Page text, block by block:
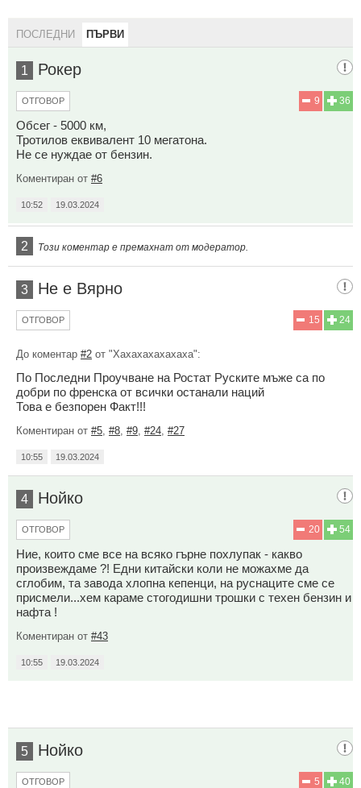
ПОСЛЕДНИ ПЪРВИ
1 Рокер
36
9
ОТГОВОР
Обсег - 5000 км,
Тротилов еквивалент 10 мегатона.
Не се нуждае от бензин.
Коментиран от #6
10:52 19.03.2024
2 Този коментар е премахнат от модератор.
3 Не е Вярно
24
15
ОТГОВОР
До коментар #2 от "Хахахахахахаха":
По Последни Проучване на Ростат Руските мъже са по
добри по френска от всички останали наций
Това е безпорен Факт!!!
Коментиран от #5 #8 #9 #24 #27
10:55 19.03.2024
4 Нойко
54
20
ОТГОВОР
Ние, които сме все на всяко гърне похлупак - какво
произвеждаме ?! Едни китайски коли не можахме да
сглобим, та завода хлопна кепенци, на руснаците сме се
присмели...хем караме стогодишни трошки с техен бензин и
нафта !
Коментиран от #43
10:55 19.03.2024
5 Нойко
40
5
ОТГОВОР